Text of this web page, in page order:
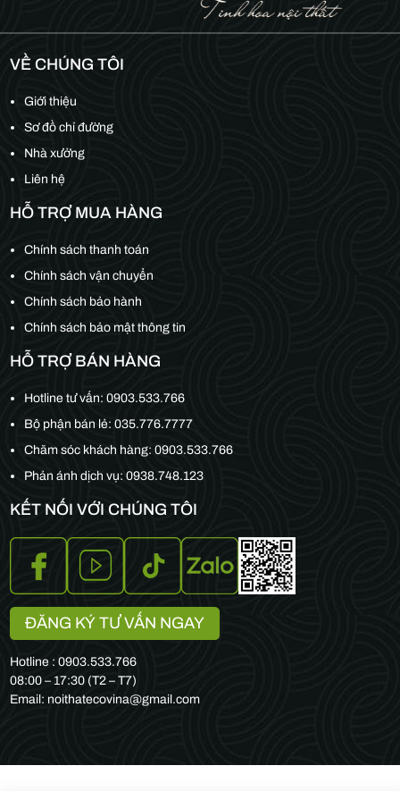
VỀ CHÚNG TÔI
Giới thiệu
Sơ đồ chỉ đường
Nhà xưởng
Liên hệ
HỖ TRỢ MUA HÀNG
Chính sách thanh toán
Chính sách vận chuyển
Chính sách bảo hành
Chính sách bảo mật thông tin
HỖ TRỢ BÁN HÀNG
Hotline tư vấn:0903.533.766
Bộ phận bán lẻ:035.776.7777
Chăm sóc khách hàng:0903.533.766
Phản ánh dịch vụ: 0938.748.123
KẾT NỐI VỚI CHÚNG TÔI
ĐĂNG KÝ TƯ VẤN NGAY
Hotline : 0903.533.766
08:00 – 17:30 (T2 – T7)
Email: noithatecovina@gmail.com